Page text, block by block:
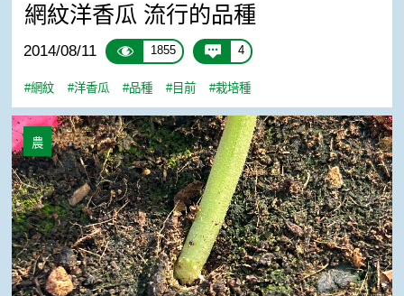
網紋洋香瓜 流行的品種
2014/08/11 1855 4
#網紋 #洋香瓜 #品種 #目前 #栽培種
哈密瓜苗是否要補些土
農